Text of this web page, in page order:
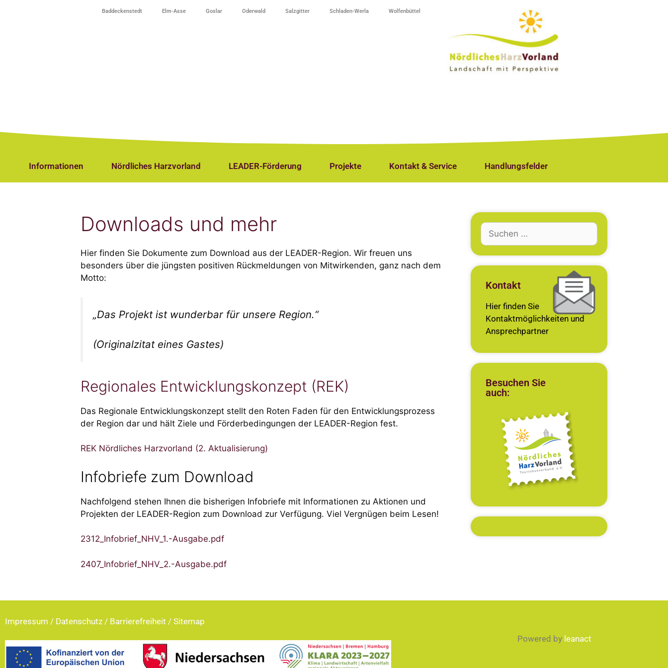
Baddeckenstedt Elm-Asse Goslar Oderwald Salzgitter Schladen-Werla Wolfenbüttel
Informationen Nördliches Harzvorland LEADER-Förderung Projekte Kontakt & Service Handlungsfelder
Downloads und mehr
Hier finden Sie Dokumente zum Download aus der LEADER-Region. Wir freuen uns
besonders über die jüngsten positiven Rückmeldungen von Mitwirkenden, ganz nach dem
Motto:
„Das Projekt ist wunderbar für unsere Region.“
(Originalzitat eines Gastes)
Regionales Entwicklungskonzept (REK)
Das Regionale Entwicklungskonzept stellt den Roten Faden für den Entwicklungsprozess
der Region dar und hält Ziele und Förderbedingungen der LEADER-Region fest.
REK Nördliches Harzvorland (2. Aktualisierung)
Infobriefe zum Download
Nachfolgend stehen Ihnen die bisherigen Infobriefe mit Informationen zu Aktionen und
Projekten der LEADER-Region zum Download zur Verfügung. Viel Vergnügen beim Lesen!
2312_Infobrief_NHV_1.-Ausgabe.pdf
2407_Infobrief_NHV_2.-Ausgabe.pdf
Kontakt
Hier finden Sie
Kontaktmöglichkeiten und
Ansprechpartner
Besuchen Sie
auch:
Impressum / Datenschutz / Barrierefreiheit / Sitemap
Powered by leanact